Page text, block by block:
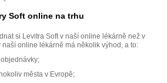
Soft online na trhu
si Levitra Soft v naší online lékárně než v
online lékárně má několik výhod, a to:
města v Evropě;